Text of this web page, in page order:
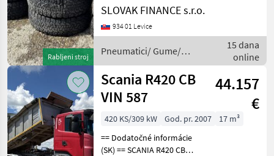
Rabljeni stroj
R17, 14ks, dezén 40% F7,
Pneumatici/ Gume/
SLOVAK FINANCE s.r.o.
934 01 Levice
Pneumatici/ Gume/
Naplatci / Sonstige
15 dana
online
Scania R420 CB
VIN 587
44.157
€
420 KS/309 kW God. pr. 2007
17 m³
== Dodatočné informácie
(SK) == SCANIA R420 CB